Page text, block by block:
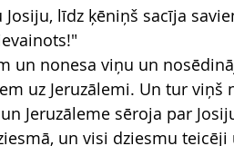
līdz ķēniņš sacīja
un nonesa viņu un
uz Jeruzālemi. Un tur viņš
Jeruzāleme sēroja par
un visi dziesmu teicēji